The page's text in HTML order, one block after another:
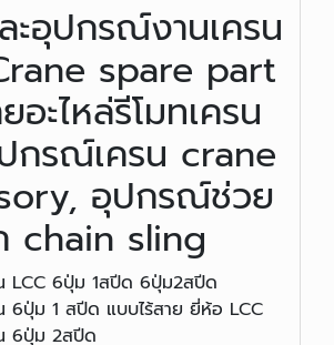
ะอุปกรณ์งานเครน
spare part
อะไหล่รีโมทเครน
กรณ์เครน crane
อุปกรณ์ช่วย
chain sling
LCC 6ปุ่ม 1สปีด 6ปุ่ม2สปีด
6ปุ่ม 1 สปีด แบบไร้สาย ยี่ห้อ LCC
6ปุ่ม 2สปีด